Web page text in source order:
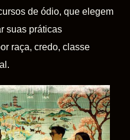
de ódio, que elegem
suas práticas
raça, credo, classe